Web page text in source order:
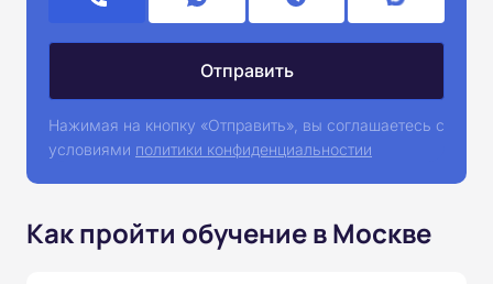
Нажимая на кнопку «Отправить», вы соглашаетесь с
условиями политики конфиденциальностии
Как пройти обучение в Москве